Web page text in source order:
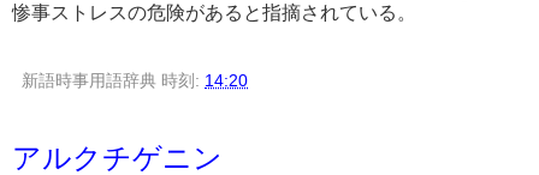
惨事ストレスの危険があると指摘されている。
新語時事用語辞典 時刻: 14:20
アルクチゲニン